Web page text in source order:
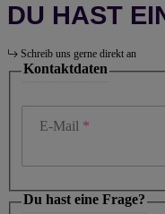
DU HAST
Schreib uns gerne direkt an
Kontaktdaten
E-Mail
Du hast eine Frage?